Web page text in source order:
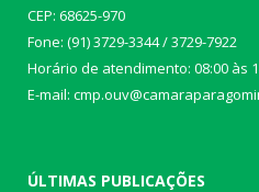
CEP: 68625-970
Fone: (91) 3729-3344 / 3729-7922
Horário de atendimento: 08:00 às
E-mail:
ÚLTIMAS PUBLICAÇÕES